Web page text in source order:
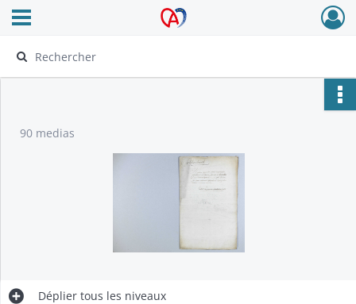
Archives Alsace - Colmar
Ouvrir le menu déroulant
90 medias
Déplier tous les niveaux